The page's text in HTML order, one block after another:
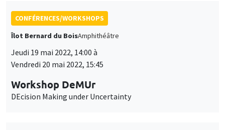
CONFÉRENCES/WORKSHOPS
Îlot Bernard du BoisAmphithéâtre
Jeudi 19 mai 2022, 14:00 à
Vendredi 20 mai 2022, 15:45
Workshop DeMUr
DEcision Making under Uncertainty